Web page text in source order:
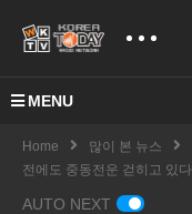
MENU
Home 많이 본 뉴스
전에도 중동전운 걷히고 있다
AUTO NEXT